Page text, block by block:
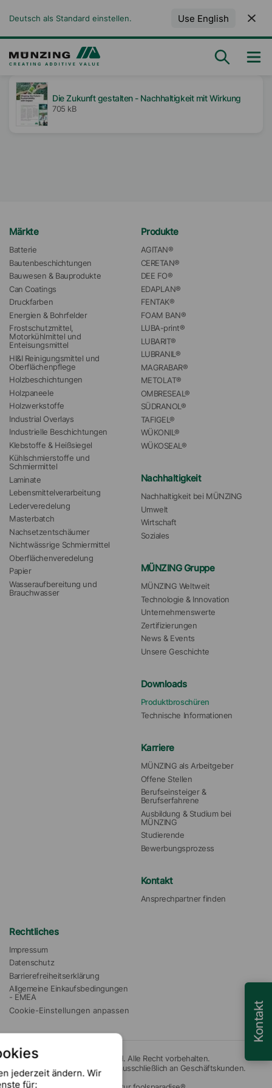
Deutsch als Standard einstellen. Use English
Die Zukunft gestalten - Nachhaltigkeit mit Wirkung
705 kB
Märkte
Batterie
Bautenbeschichtungen
Bauwesen & Bauprodukte
Can Coatings
Druckfarben
Energien & Bohrfelder
Frostschutzmittel,
Motorkühlmittel und
Enteisungsmittel
HI&I Reinigungsmittel und
Oberflächenpflege
Holzbeschichtungen
Holzpaneele
Holzwerkstoffe
Industrial Overlays
Industrielle Beschichtungen
Klebstoffe & Heißsiegel
Kühlschmierstoffe und
Schmiermittel
Laminate
Lebensmittelverarbeitung
Lederveredelung
Masterbatch
Nachsetzentschäumer
Nichtwässrige Schmiermittel
Oberflächenveredelung
Papier
Wasseraufbereitung und
Brauchwasser
Produkte
AGITAN®
CERETAN®
DEE FO®
EDAPLAN®
FENTAK®
FOAM BAN®
LUBA-print®
LUBARIT®
LUBRANIL®
MAGRABAR®
METOLAT®
OMBRESEAL®
SÜDRANOL®
TAFIGEL®
WÜKONIL®
WÜKOSEAL®
Nachhaltigkeit
Nachhaltigkeit bei MÜNZING
Umwelt
Wirtschaft
Soziales
MÜNZING Gruppe
MÜNZING Weltweit
Technologie & Innovation
Unternehmenswerte
Zertifizierungen
News & Events
Unsere Geschichte
Downloads
Produktbroschüren
Technische Informationen
Karriere
MÜNZING als Arbeitgeber
Offene Stellen
Berufseinsteiger &
Berufserfahrene
Ausbildung & Studium bei
MÜNZING
Studierende
Bewerbungsprozess
Kontakt
Ansprechpartner finden
Rechtliches
Impressum
Datenschutz
Barrierefreiheitserklärung
Allgemeine Einkaufsbedingungen
- EMEA
Cookie-Einstellungen anpassen
© 2026 Münzing Chemie GmbH. Alle Recht vorbehalten.
Unsere Angebote richten sich ausschließlich an Geschäftskunden.
Kontakt
jederzeit ändern. Wir
für: